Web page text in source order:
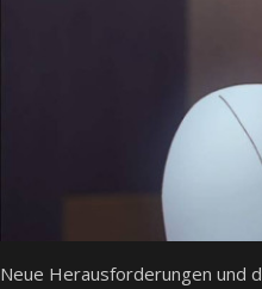
Neue Herausforderungen und